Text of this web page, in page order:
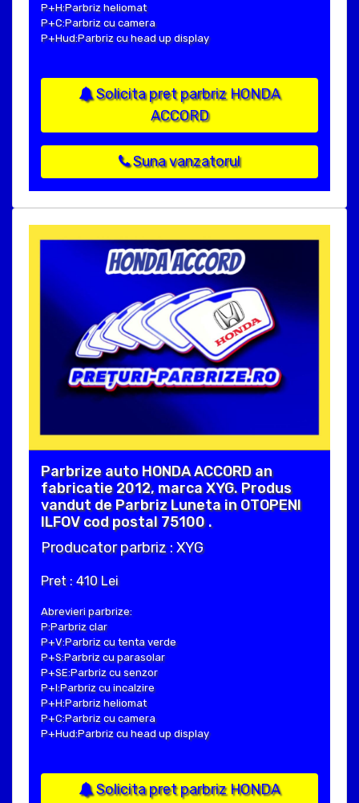
P+H:Parbriz heliomat
P+C:Parbriz cu camera
P+Hud:Parbriz cu head up display
Solicita pret parbriz HONDA
ACCORD
Suna vanzatorul
Parbrize auto HONDA ACCORD an
fabricatie 2012, marca XYG. Produs
vandut de Parbriz Luneta in OTOPENI
ILFOV cod postal 75100 .
Producator parbriz : XYG
Pret : 410 Lei
Abrevieri parbrize:
P:Parbriz clar
P+V:Parbriz cu tenta verde
P+S:Parbriz cu parasolar
P+SE:Parbriz cu senzor
P+I:Parbriz cu incalzire
P+H:Parbriz heliomat
P+C:Parbriz cu camera
P+Hud:Parbriz cu head up display
Solicita pret parbriz HONDA